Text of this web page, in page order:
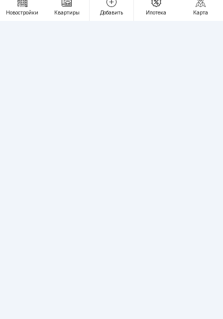
Новостройки Квартиры Добавить Ипотека Карта
Пн-Пт. С 9:30 до 18:00